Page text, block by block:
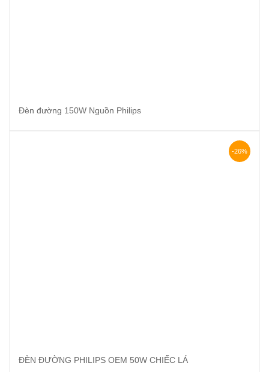
Đèn đường 150W Nguồn Philips
-26%
ĐÈN ĐƯỜNG PHILIPS OEM 50W CHIẾC LÁ